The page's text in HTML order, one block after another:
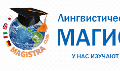
У НАС ИЗУЧАЮТ